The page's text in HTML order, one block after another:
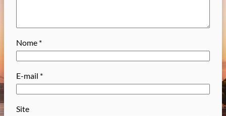
Nome *
E-mail *
Site